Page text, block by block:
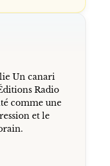
Un canari
Radio
comme une
et le